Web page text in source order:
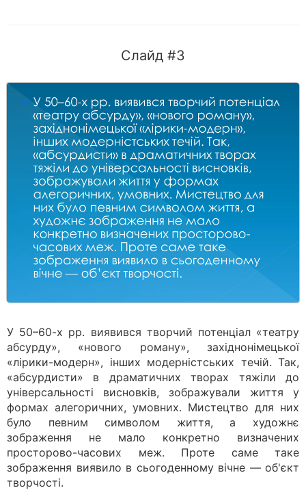
Слайд #3
У 50–60-х рр. виявився творчий потенціал «театру
абсурду», «нового роману», західнонімецької
«лірики-модерн», інших модерністських течій. Так,
«абсурдисти» в драматичних творах тяжіли до
універсальності висновків, зображували життя у
формах алегоричних, умовних. Мистецтво для них
було певним символом життя, а художнє
зображення не мало конкретно визначених
просторово-часових меж. Проте саме таке
зображення виявило в сьогоденному вічне — об'єкт
творчості.